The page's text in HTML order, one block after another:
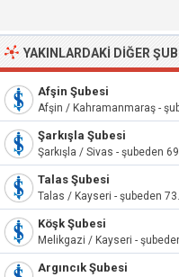
YAKINLARDAKI DIĞER
Afşin Şubesi
Afşin / Kahramanmaraş -
Şarkışla Şubesi
Şarkışla / Sivas - şubeden
Talas Şubesi
Talas / Kayseri - şubeden
Köşk Şubesi
Melikgazi / Kayseri -
Argıncık Şubesi